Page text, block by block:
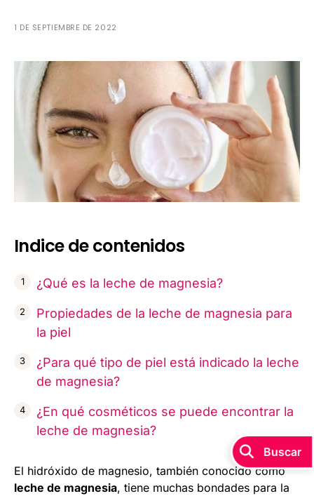
1 DE SEPTIEMBRE DE 2022
Indice de contenidos
¿Qué es la leche de magnesia?
Propiedades de la leche de magnesia para
la piel
¿Para qué tipo de piel está indicado la leche
de magnesia?
¿En qué cosméticos se puede encontrar la
leche de magnesia?
El hidróxido de magnesio, también conocido como
leche de magnesia, tiene muchas bondades para la
Buscar